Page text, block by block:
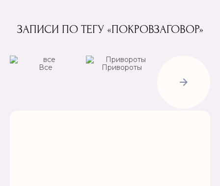
ЗАПИСИ ПО ТЕГУ «ПОКРОВЗАГОВОР»
Все
Привороты
Рассорки